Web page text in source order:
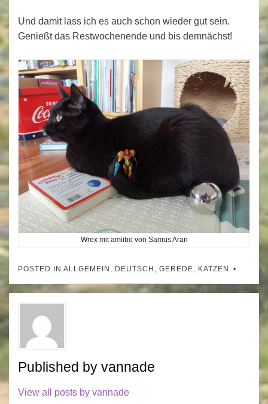
Und damit lass ich es auch schon wieder gut sein.
Genießt das Restwochenende und bis demnächst!
Wrex mit amiibo von Samus Aran
POSTED IN ALLGEMEIN DEUTSCH GEREDE KATZEN
Published by vannade
View all posts by vannade